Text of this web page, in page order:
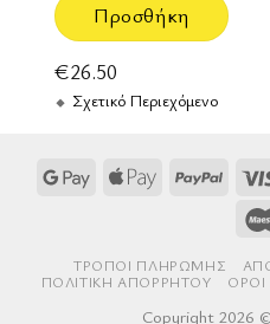
Προσθήκη
€26.50
Σχετικό Περιεχόμενο
Google Apple
ΤΡΌΠΟΙ ΠΛΗΡΩΜΉΣ
ΠΟΛΙΤΙΚΉ ΑΠΟΡΡΉΤΟΥ
Copyright